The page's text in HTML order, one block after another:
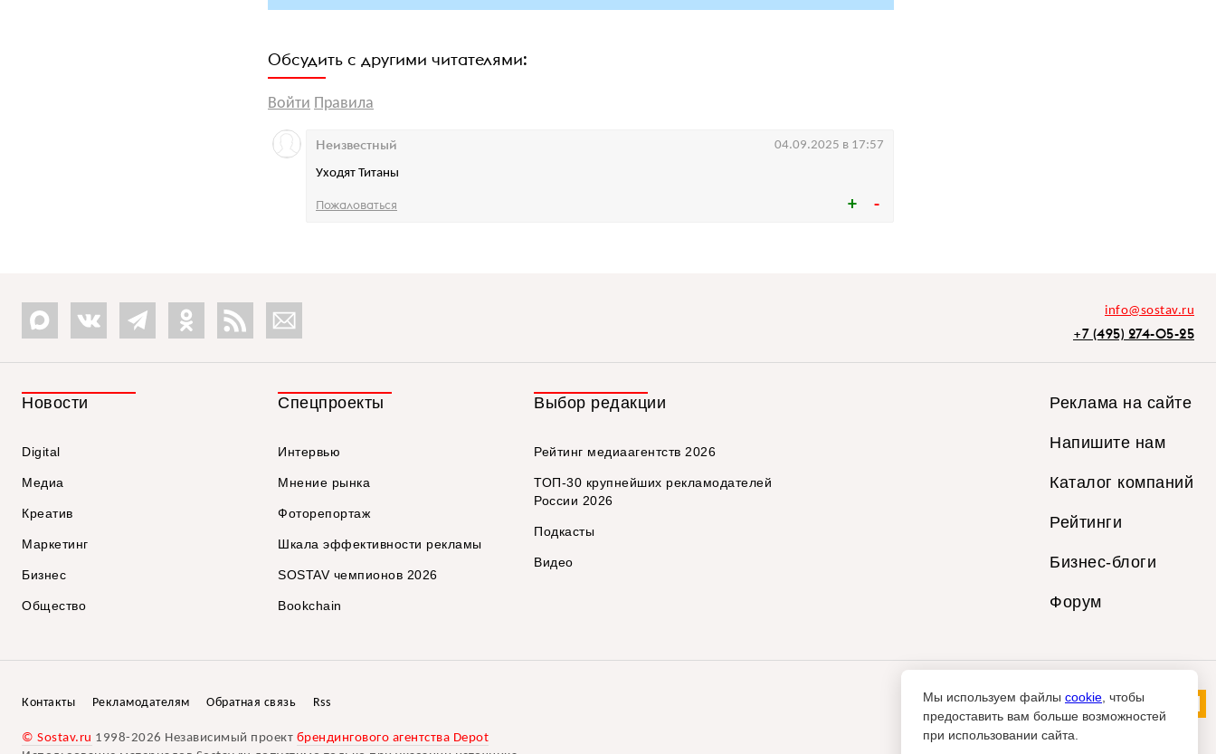
Обсудить с другими читателями:
Войти Правила
Уходят Титаны
Неизвестный 04.09.2025 в 17:57
Пожаловаться
info@sostav.ru
+7 (495) 274-05-25
Новости
Digital
Медиа
Креатив
Маркетинг
Бизнес
Общество
Спецпроекты
Интервью
Мнение рынка
Фоторепортаж
Шкала эффективности рекламы
SOSTAV чемпионов 2026
Bookchain
Выбор редакции
Рейтинг медиаагентств 2026
ТОП-30 крупнейших рекламодателей
России 2026
Подкасты
Видео
Реклама на сайте
Напишите нам
Каталог компаний
Рейтинги
Бизнес-блоги
Форум
Контакты Рекламодателям Обратная связь Rss
© Sostav.ru 1998-2026 Независимый проект брендингового агентства Depot
Мы используем файлы cookie , чтобы
предоставить вам больше возможностей
при использовании сайта.